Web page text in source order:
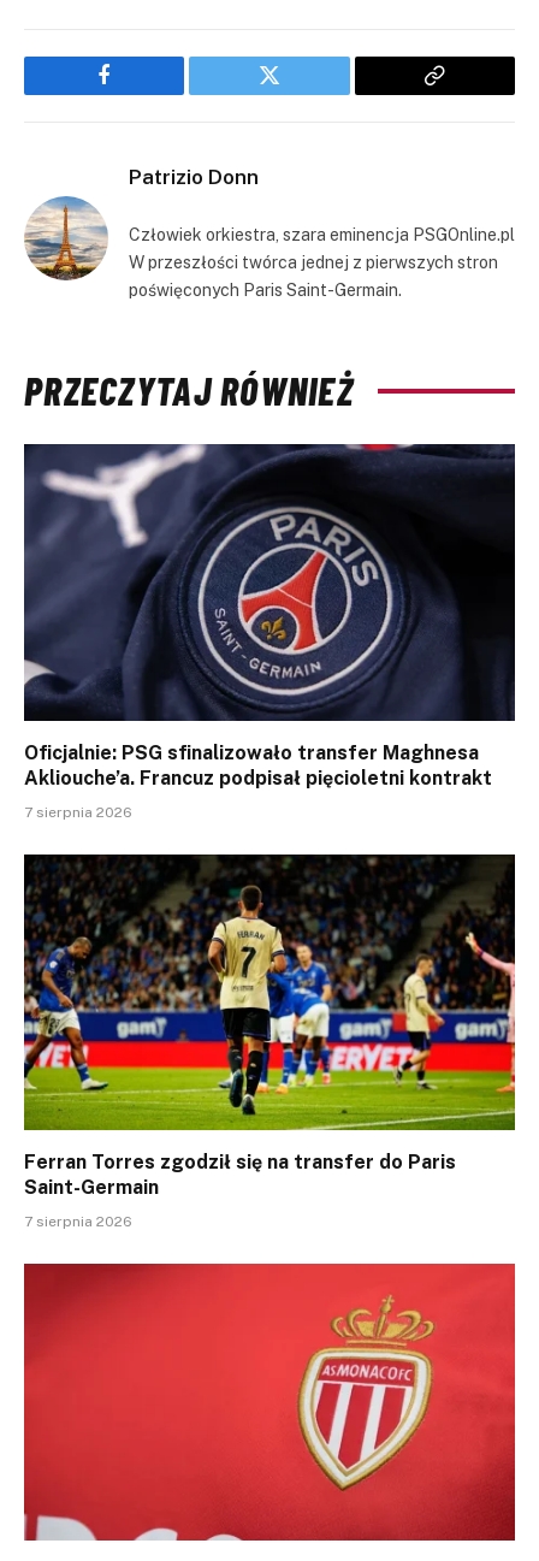
Facebook Twitter
Copy
Patrizio Donn
Człowiek orkiestra, szara eminencja PSGOnline.pl
W przeszłości twórca jednej z pierwszych stron
poświęconych Paris Saint-Germain.
PRZECZYTAJ RÓWNIEŻ
Oficjalnie: PSG sfinalizowało transfer Maghnesa
Akliouche’a. Francuz podpisał pięcioletni kontrakt
7 sierpnia 2026
Ferran Torres zgodził się na transfer do Paris
Saint-Germain
7 sierpnia 2026